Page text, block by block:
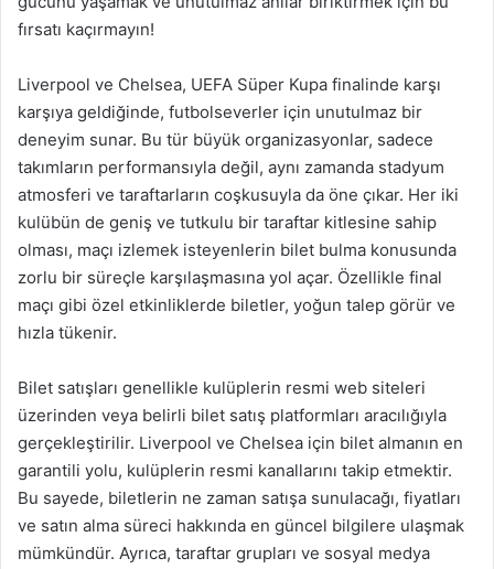
fırsatı kaçırmayın!
Liverpool ve Chelsea, UEFA Süper Kupa finalinde karşı
karşıya geldiğinde, futbolseverler için unutulmaz bir
deneyim sunar. Bu tür büyük organizasyonlar, sadece
takımların performansıyla değil, aynı zamanda stadyum
atmosferi ve taraftarların coşkusuyla da öne çıkar. Her iki
kulübün de geniş ve tutkulu bir taraftar kitlesine sahip
olması, maçı izlemek isteyenlerin bilet bulma konusunda
zorlu bir süreçle karşılaşmasına yol açar. Özellikle final
maçı gibi özel etkinliklerde biletler, yoğun talep görür ve
hızla tükenir.
Bilet satışları genellikle kulüplerin resmi web siteleri
üzerinden veya belirli bilet satış platformları aracılığıyla
gerçekleştirilir. Liverpool ve Chelsea için bilet almanın en
garantili yolu, kulüplerin resmi kanallarını takip etmektir.
Bu sayede, biletlerin ne zaman satışa sunulacağı, fiyatları
ve satın alma süreci hakkında en güncel bilgilere ulaşmak
mümkündür. Ayrıca, taraftar grupları ve sosyal medya